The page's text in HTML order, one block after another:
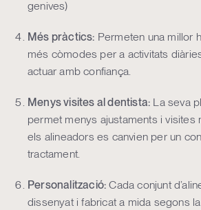
genives)
Més pràctics: Permeten una millor
més còmodes per a activitats
actuar amb confiança.
Menys visites al dentista: La seva
permet menys ajustaments i visites
els alineadors es canvien per un
tractament.
Personalització: Cada conjunt
dissenyat i fabricat a mida segons